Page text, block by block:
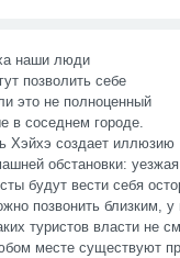
наши люди
позволить себе
это не полноценный
в соседнем городе.
Хэйхэ создает иллюзию
обстановки:
будут вести себя
позвонить близким,
туристов власти не
месте существуют